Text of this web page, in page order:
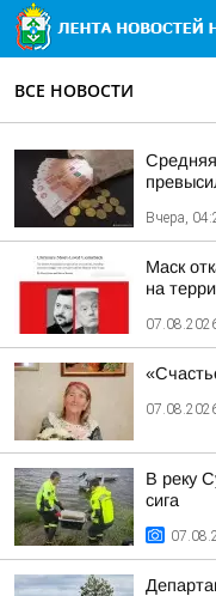
ВСЕ НОВОСТИ
Вчера,
Маск
на
В реку
сига